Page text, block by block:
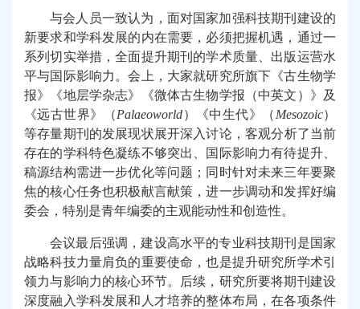
与会人员一致认为，面对国家加强科技期刊建设的
新要求和学科发展的内在需要，必须把握机遇，通过一
系列切实举措，全面提升期刊的学术质量、出版运营水
平与国际影响力。会上，大家就研究所旗下 《古生物学
报》《地层学杂志》《微体古生物学报 （中英文） 》及
《远古世界》 （Palaeoworld） 《中生代》 （ Mesozoic）
等存量期刊 的发展现状展开深入讨论，客观分析了当前
存在的学科特色凝练不够突出、国际影响力有待提升、
稿源结构需进一步优化等问题；同时针对未来三年要聚
焦的核心任务也积极献言献策，进一步调动和发挥好编
委会，特别是青年编委的主观能动性和创造性。
会议最后强调，建设高水平的专业科技期刊是国家
战略科技力量肩负的重要使命，也是提升研究所学术引
领力与影响力的核心环节。后续，研究所要将期刊建设
深度融入学科发展和人才培养的整体布局，在各项条件